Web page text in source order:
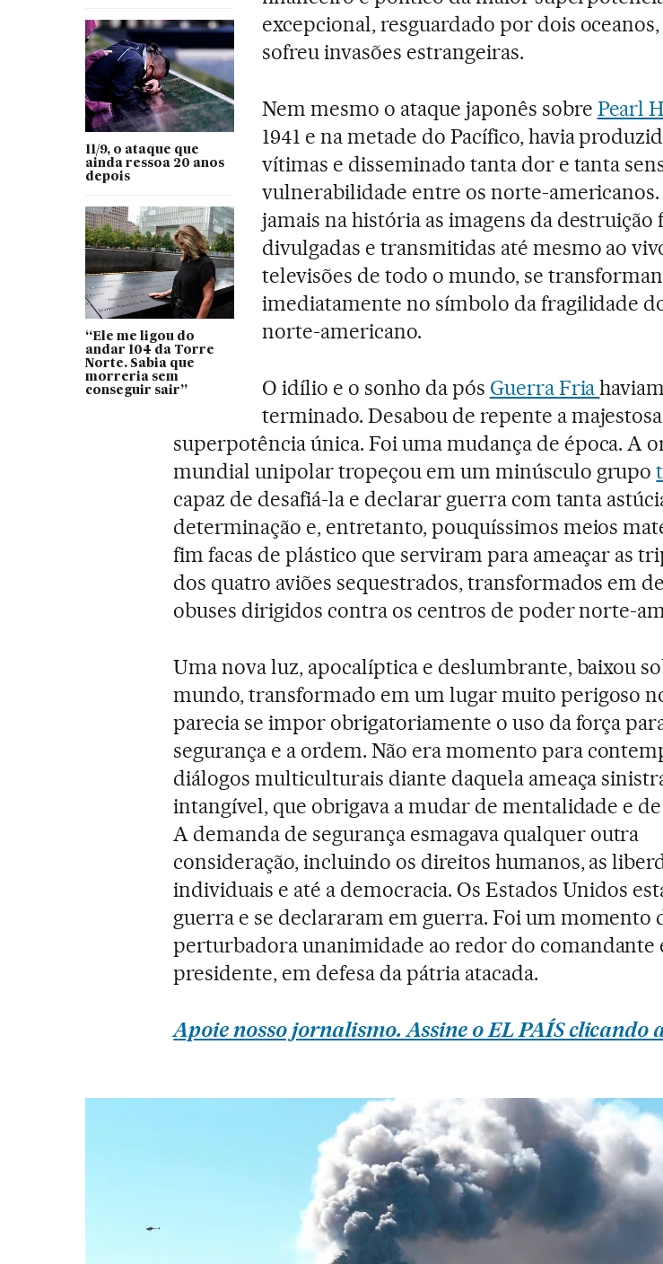
11/9, o ataque que
ainda ressoa 20 anos
depois
“Ele me ligou do
andar 104 da Torre
Norte. Sabia que
morreria sem
conseguir sair”
excepcional, resguardado por dois
sofreu invasões estrangeiras.
Nem mesmo o ataque japonês sobre Pearl
1941 e na metade do Pacífico, havia
vítimas e disseminado tanta dor e tanta
vulnerabilidade entre os norte-
jamais na história as imagens da destruição
divulgadas e transmitidas até mesmo ao
televisões de todo o mundo, se
imediatamente no símbolo da fragilidade
norte-americano.
O idílio e o sonho da pós Guerra Friahaviam
terminado. Desabou de repente a
superpotência única. Foi uma mudança de época. A
mundial unipolar tropeçou em um minúsculo grupo
capaz de desafiá-la e declarar guerra com tanta
determinação e, entretanto, pouquíssimos meios
fim facas de plástico que serviram para ameaçar as
dos quatro aviões sequestrados, transformados em
obuses dirigidos contra os centros de poder norte-
Uma nova luz, apocalíptica e deslumbrante, baixou
mundo, transformado em um lugar muito perigoso
parecia se impor obrigatoriamente o uso da força
segurança e a ordem. Não era momento para
diálogos multiculturais diante daquela ameaça
intangível, que obrigava a mudar de mentalidade e
A demanda de segurança esmagava qualquer outra
consideração, incluindo os direitos humanos, as
individuais e até a democracia. Os Estados Unidos
guerra e se declararam em guerra. Foi um momento
perturbadora unanimidade ao redor do comandante
presidente, em defesa da pátria atacada.
Apoie nosso jornalismo. Assine o EL PAÍS clicando